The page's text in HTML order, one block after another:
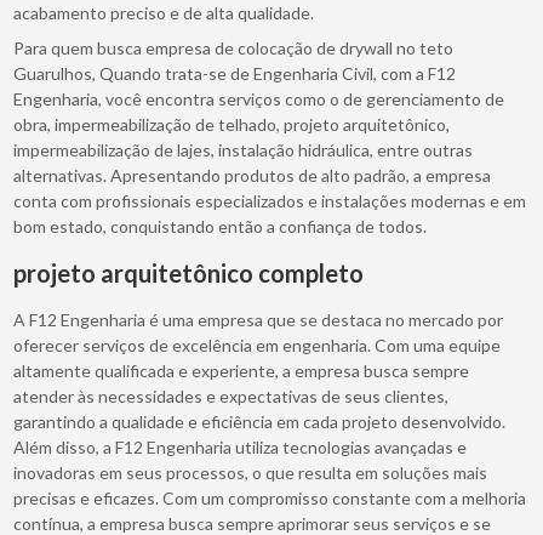
acabamento preciso e de alta qualidade.
Para quem busca empresa de colocação de drywall no teto
Guarulhos, Quando trata-se de Engenharia Civil, com a F12
Engenharia, você encontra serviços como o de gerenciamento de
obra, impermeabilização de telhado, projeto arquitetônico,
impermeabilização de lajes, instalação hidráulica, entre outras
alternativas. Apresentando produtos de alto padrão, a empresa
conta com profissionais especializados e instalações modernas e em
bom estado, conquistando então a confiança de todos.
projeto arquitetônico completo
A F12 Engenharia é uma empresa que se destaca no mercado por
oferecer serviços de excelência em engenharia. Com uma equipe
altamente qualificada e experiente, a empresa busca sempre
atender às necessidades e expectativas de seus clientes,
garantindo a qualidade e eficiência em cada projeto desenvolvido.
Além disso, a F12 Engenharia utiliza tecnologias avançadas e
inovadoras em seus processos, o que resulta em soluções mais
precisas e eficazes. Com um compromisso constante com a melhoria
contínua, a empresa busca sempre aprimorar seus serviços e se